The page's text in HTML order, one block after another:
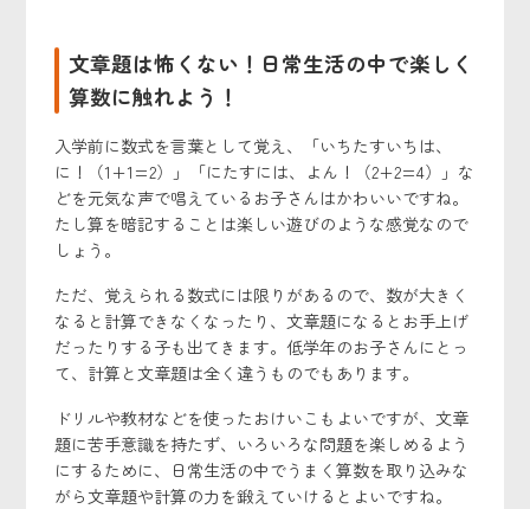
文章題は怖くない！日常生活の中で楽しく
算数に触れよう！
入学前に数式を言葉として覚え、「いちたすいちは、
に！（1+1=2）」「にたすには、よん！（2+2=4）」な
どを元気な声で唱えているお子さんはかわいいですね。
たし算を暗記することは楽しい遊びのような感覚なので
しょう。
ただ、覚えられる数式には限りがあるので、数が大きく
なると計算できなくなったり、文章題になるとお手上げ
だったりする子も出てきます。低学年のお子さんにとっ
て、計算と文章題は全く違うものでもあります。
ドリルや教材などを使ったおけいこもよいですが、文章
題に苦手意識を持たず、いろいろな問題を楽しめるよう
にするために、日常生活の中でうまく算数を取り込みな
がら文章題や計算の力を鍛えていけるとよいですね。